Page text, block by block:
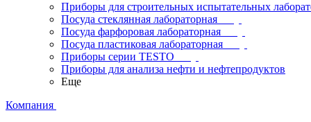
Приборы для строительных испытательных
Посуда стеклянная лабораторная
Посуда фарфоровая лабораторная
Посуда пластиковая лабораторная
Приборы серии TESTO
Приборы для анализа нефти и нефтепродуктов
Еще
Компания